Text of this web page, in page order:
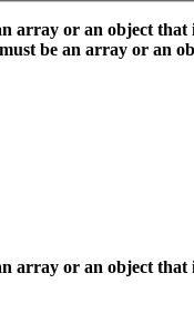
array or an object that
be an array or an
array or an object that